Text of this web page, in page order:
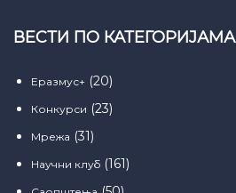
ВЕСТИ ПО КАТЕГОРИЈАМА
Еразмус+ (20)
Конкурси (23)
Мрежа (31)
Научни клуб (161)